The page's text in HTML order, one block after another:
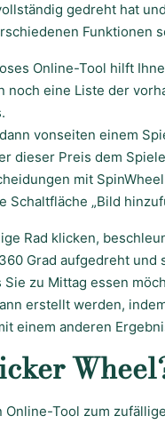
gedreht hat
Funktionen
Online-Tool hilft
noch eine Liste der
vonseiten einem
dieser Preis dem
mit
Schaltfläche „Bild
Rad klicken,
Grad aufgedreht
zu Mittag essen
erstellt werden,
einem anderen
Online-Tool zum